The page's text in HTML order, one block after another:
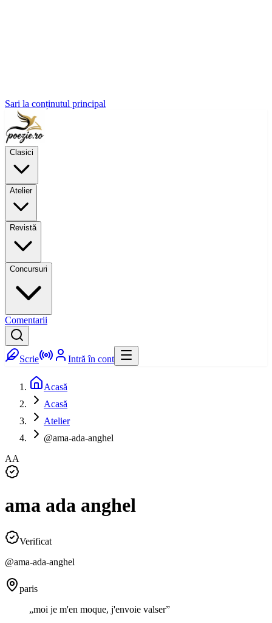
Sari la conținutul principal
Clasici
Atelier
Revistă
Concursuri
Comentarii
Scrie Intră în cont
Acasă
Acasă
Atelier
@ama-ada-anghel
AA
ama ada anghel
Verificat
@ama-ada-anghel
paris
„moi je m'en moque, j'envoie valser”